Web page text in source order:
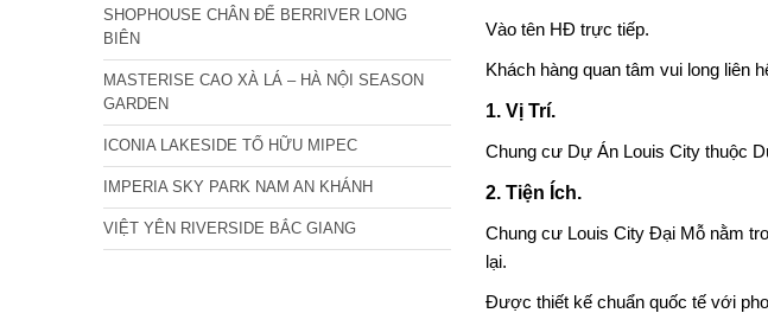
Vào tên HĐ trực tiếp.
Khách hàng quan tâm vui long liên
1. Vị Trí.
Chung cư Dự Án Louis City thuộc
2. Tiện Ích.
Chung cư Louis City Đại Mỗ nằm
lại.
Được thiết kế chuẩn quốc tế với
SHOPHOUSE CHÂN ĐẾ BERRIVER LONG
BIÊN
MASTERISE CAO XÀ LÁ – HÀ NỘI SEASON
GARDEN
ICONIA LAKESIDE TỐ HỮU MIPEC
IMPERIA SKY PARK NAM AN KHÁNH
VIỆT YÊN RIVERSIDE BẮC GIANG